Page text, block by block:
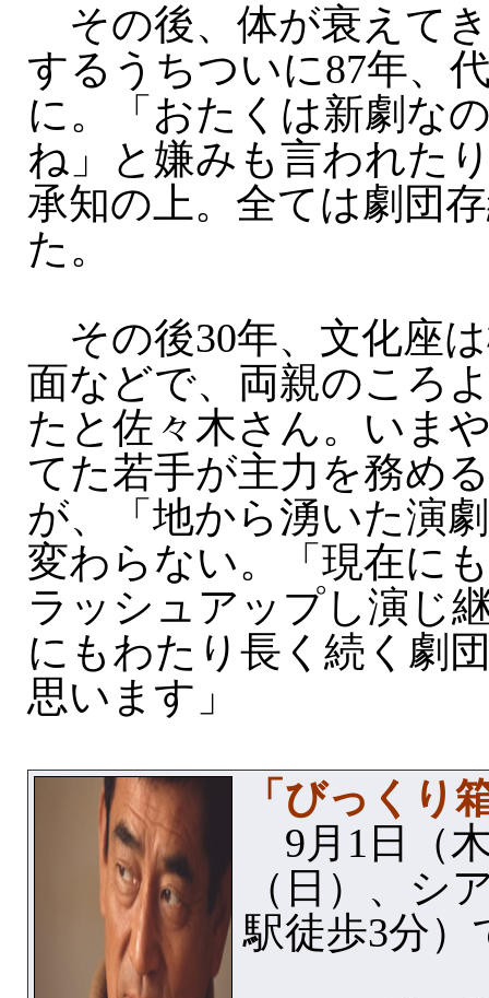
その後、体が衰えて
するうちついに87年、
に。「おたくは新劇な
ね」と嫌みも言われた
承知の上。全ては劇団
た。
その後30年、文化座
面などで、両親のころ
たと佐々木さん。いま
てた若手が主力を務め
が、「地から湧いた演
変わらない。「現在に
ラッシュアップし演じ
にもわたり長く続く劇
思います」
「びっくり
9月1日（
（日）、シ
駅徒歩3分）